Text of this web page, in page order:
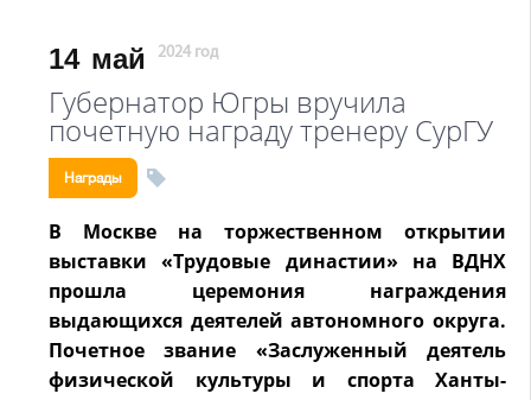
14 май 2024 год
Губернатор Югры вручила
почетную награду тренеру СурГУ
Награды
В Москве на торжественном открытии
выставки «Трудовые династии» на ВДНХ
прошла церемония награждения
выдающихся деятелей автономного округа.
Почетное звание «Заслуженный деятель
физической культуры и спорта Ханты-